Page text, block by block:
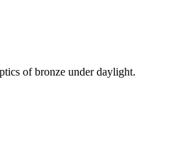
of bronze under daylight.